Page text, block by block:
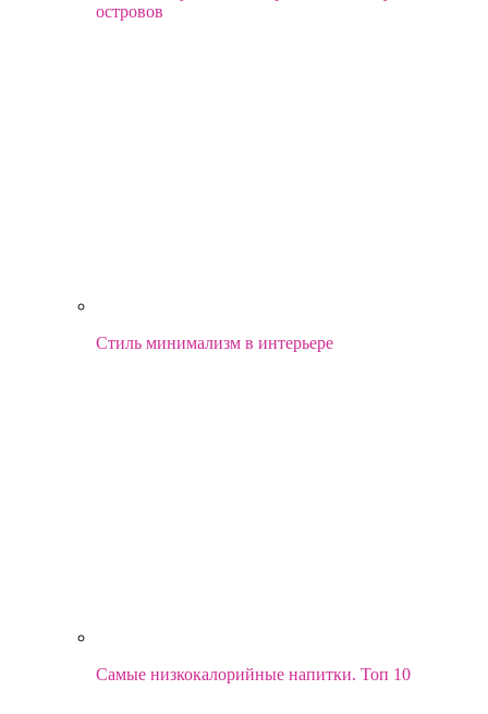
островов
Стиль минимализм в интерьере
Самые низкокалорийные напитки. Топ 10